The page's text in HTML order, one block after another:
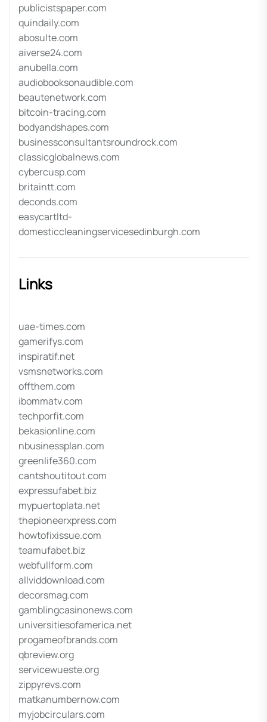
publicistspaper.com
quindaily.com
abosulte.com
aiverse24.com
anubella.com
audiobooksonaudible.com
beautenetwork.com
bitcoin-tracing.com
bodyandshapes.com
businessconsultantsroundrock.com
classicglobalnews.com
cybercusp.com
britaintt.com
deconds.com
easycartltd-
domesticcleaningservicesedinburgh.com
Links
uae-times.com
gamerifys.com
inspiratif.net
vsmsnetworks.com
offthem.com
ibommatv.com
techporfit.com
bekasionline.com
nbusinessplan.com
greenlife360.com
cantshoutitout.com
expressufabet.biz
mypuertoplata.net
thepioneerxpress.com
howtofixissue.com
teamufabet.biz
webfullform.com
allviddownload.com
decorsmag.com
gamblingcasinonews.com
universitiesofamerica.net
progameofbrands.com
qbreview.org
servicewueste.org
zippyrevs.com
matkanumbernow.com
myjobcirculars.com